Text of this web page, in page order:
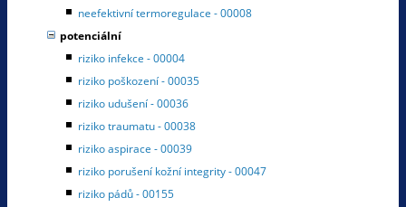
neefektivní termoregulace - 00008
potenciální
riziko infekce - 00004
riziko poškození - 00035
riziko udušení - 00036
riziko traumatu - 00038
riziko aspirace - 00039
riziko porušení kožní integrity - 00047
riziko pádů - 00155